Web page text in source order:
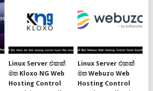
Linux Server එකක්
මත Kloxo NG Web
Hosting Control
Linux Server එකක්
මත Webuzo Web
Hosting Control